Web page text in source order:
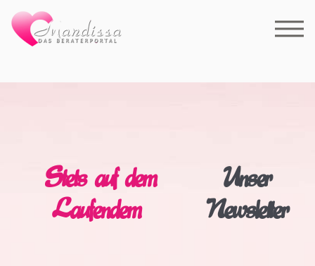
Stets auf dem
Laufendem
Unser
Newsletter